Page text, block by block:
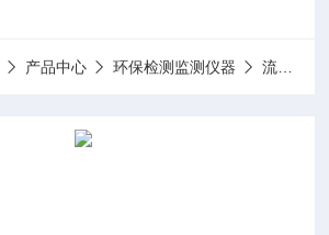
产品中心 环保检测监测仪器 流速流量仪